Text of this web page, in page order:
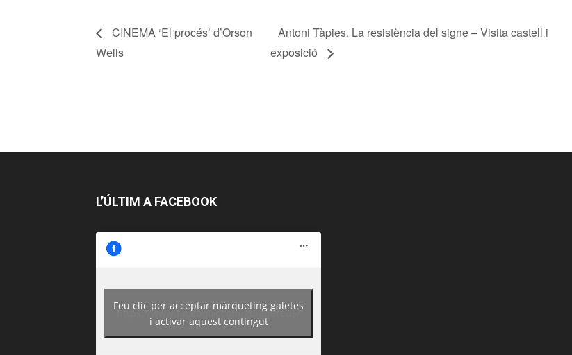
CINEMA ‘El procés’ d’Orson
Wells
Antoni Tàpies. La resistència del signe – Visita castell i
exposició
L’ÚLTIM A FACEBOOK
https://www.facebook.com/guiadereus/
Feu clic per acceptar màrqueting galetes
i activar aquest contingut